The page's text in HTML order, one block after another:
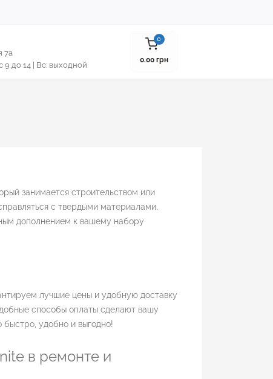
7а
9 до 14 | Вс: выходной
0
0.00 грн
занимается строительством или
с твердыми материалами.
дополнением к вашему набору
лучшие цены и удобную доставку
способы оплаты сделают вашу
быстро, удобно и выгодно!
в ремонте и